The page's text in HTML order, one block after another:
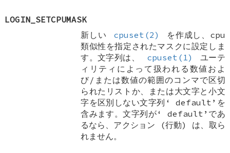
LOGIN_SETCPUMASK
新しい
cpuset(2)
を作成し、cpu
類似性を指定されたマスクに設定しま
す。文字列は、
cpuset(1)
ユーテ
ィリティによって扱われる数値およ
び/または数値の範囲のコンマで区切
られたリストか、または大文字と小文
字を区別しない文字列‘default ’を
含みます。文字列が‘ default ’であ
るなら、アクション (行動) は、取ら
れません。